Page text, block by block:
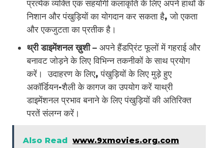
प्रत्येक व्यक्ति एक सहयोगी कलाकृति के लिए अपने हाथों के
निशान और पंखुड़ियों का योगदान कर सकता है, जो एकता
और एकजुटता का प्रतीक है।
थ्री डाइमेंशनल ख़ुशी – अपने हैंडप्रिंट फूलों में गहराई और
बनावट जोड़ने के लिए विभिन्न तकनीकों के साथ प्रयोग
करें। उदाहरण के लिए, पंखुड़ियों के लिए मुड़े हुए
अकॉर्डियन-शैली के कागज का उपयोग करें याथ्री
डाइमेंशनल प्रभाव बनाने के लिए पंखुड़ियों की अतिरिक्त
परतें संलग्न करें।
Also Read www.9xmovies.org.com